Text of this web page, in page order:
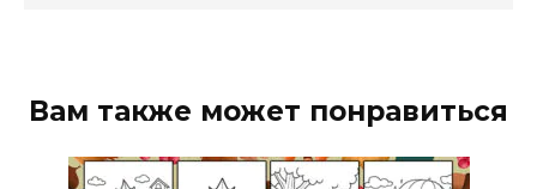
Вам также может понравиться